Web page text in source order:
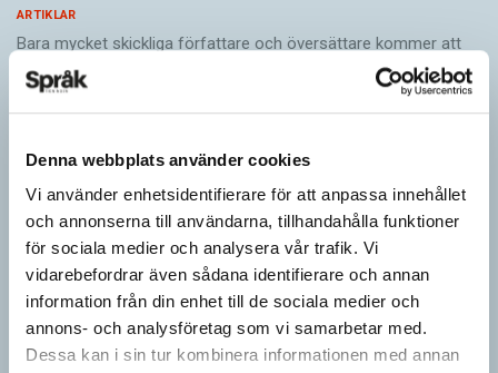
Denna webbplats använder cookies
Vi använder enhetsidentifierare för att anpassa innehållet
och annonserna till användarna, tillhandahålla funktioner
för sociala medier och analysera vår trafik. Vi
vidarebefordrar även sådana identifierare och annan
information från din enhet till de sociala medier och
annons- och analysföretag som vi samarbetar med.
Dessa kan i sin tur kombinera informationen med annan
ARTIKLAR
Bara mycket skickliga författare och översättare ­kommer att
överleva AI-omställningen. Alla som kan beskrivas som
medelmåttor kommer att ersättas av maskiner. Det visar en
rapport…